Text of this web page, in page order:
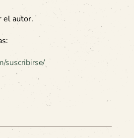
el autor.
suscribirse/